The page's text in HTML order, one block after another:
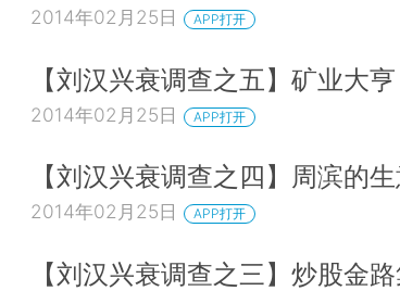
2014年02月25日 APP打开
【刘汉兴衰调查之五】矿业大亨
2014年02月25日 APP打开
【刘汉兴衰调查之四】周滨的
2014年02月25日 APP打开
【刘汉兴衰调查之三】炒股金